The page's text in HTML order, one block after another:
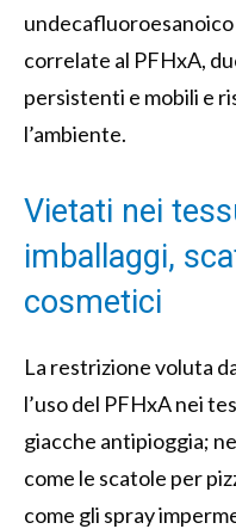
undecafluoroesanoico
correlate al PFHxA,
persistenti e mobili e
l’ambiente.
Vietati nei
imballaggi,
cosmetici
La restrizione voluta
l’uso del PFHxA nei
giacche antipioggia;
come le scatole per
come gli spray